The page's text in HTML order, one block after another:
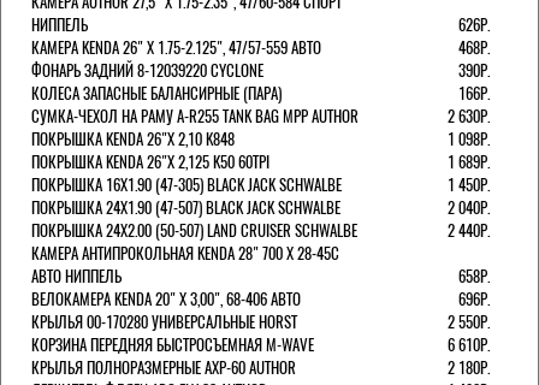
НИППЕЛЬ
626Р.
КАМЕРА KENDA 26" Х 1.75-2.125", 47/57-559 АВТО
468Р.
ФОНАРЬ ЗАДНИЙ 8-12039220 CYCLONE
390Р.
КОЛЕСА ЗАПАСНЫЕ БАЛАНСИРНЫЕ (ПАРА)
166Р.
CУМКА-ЧЕХОЛ НА РАМУ A-R255 TANK BAG MPP AUTHOR
2 630Р.
ПОКРЫШКА KENDA 26"Х 2,10 K848
1 098Р.
ПОКРЫШКА KENDA 26"Х 2,125 K50 60TPI
1 689Р.
ПОКРЫШКА 16X1.90 (47-305) BLACK JACK SCHWALBE
1 450Р.
ПОКРЫШКА 24X1.90 (47-507) BLACK JACK SCHWALBE
2 040Р.
ПОКРЫШКА 24X2.00 (50-507) LAND CRUISER SCHWALBE
2 440Р.
КАМЕРА АНТИПРОКОЛЬНАЯ KENDA 28" 700 Х 28-45C
АВТО НИППЕЛЬ
658Р.
ВЕЛОКАМЕРА KENDA 20" Х 3,00", 68-406 АВТО
696Р.
КРЫЛЬЯ 00-170280 УНИВЕРСАЛЬНЫЕ HORST
2 550Р.
КОРЗИНА ПЕРЕДНЯЯ БЫСТРОСЪЕМНАЯ M-WAVE
6 610Р.
КРЫЛЬЯ ПОЛНОРАЗМЕРНЫЕ AXP-60 AUTHOR
2 180Р.